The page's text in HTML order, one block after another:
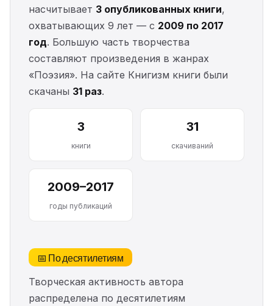
насчитывает 3 опубликованных книги,
охватывающих 9 лет — с 2009 по 2017
год. Большую часть творчества
составляют произведения в жанрах
«Поэзия». На сайте Книгизм книги были
скачаны 31 раз.
3
книги
31
скачиваний
2009–2017
годы публикаций
📅 По десятилетиям
Творческая активность автора
распределена по десятилетиям